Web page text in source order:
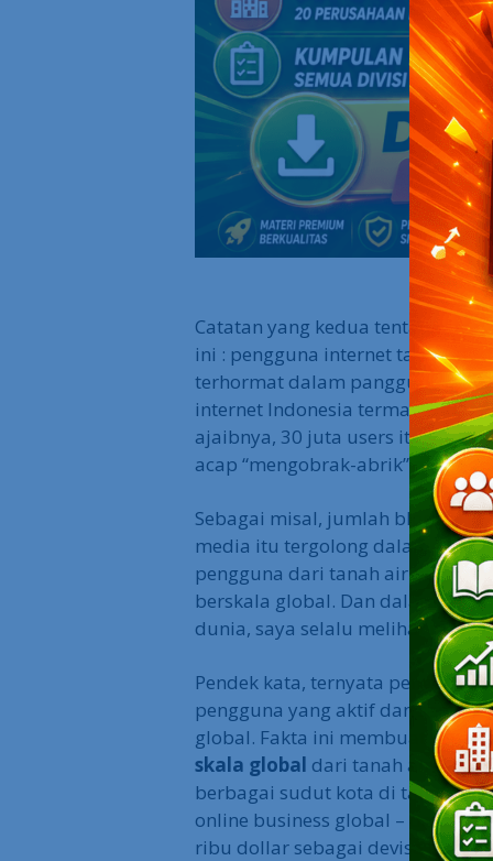
Catatan yang kedua tentang
ini : pengguna internet tanah air
terhormat dalam panggung
internet Indonesia termasuk
ajaibnya, 30 juta users itu
acap “mengobrak-abrik” arena
Sebagai misal, jumlah blogger
media itu tergolong dalam
pengguna dari tanah air
berskala global. Dan dalam
dunia, saya selalu melihat jejak
Pendek kata, ternyata
pengguna yang aktif dan sangat
global. Fakta ini membuat saya
skala global dari tanah air.
berbagai sudut kota di tanah air
online business global – dan
ribu dollar sebagai devisa negara.